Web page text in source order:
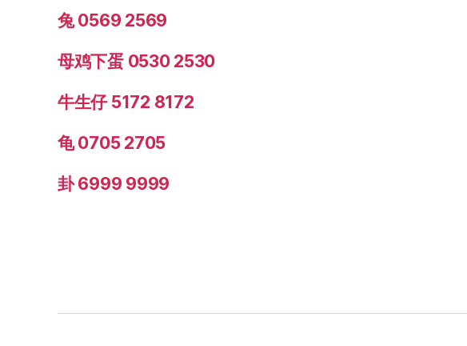
兔 0569 2569
母鸡下蛋 0530 2530
牛生仔 5172 8172
龟 0705 2705
卦 6999 9999